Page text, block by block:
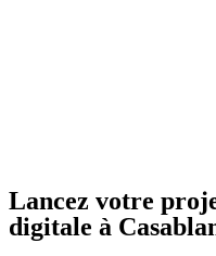
Lancez votre
digitale à